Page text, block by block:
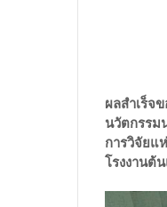
ผลสำเร็จ
นวัตกรรม
การวิจัยแ
โรงงานต้